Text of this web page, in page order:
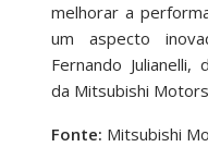
melhorar a
um aspecto
Fernando
da Mitsubishi
Fonte: Mitsubishi